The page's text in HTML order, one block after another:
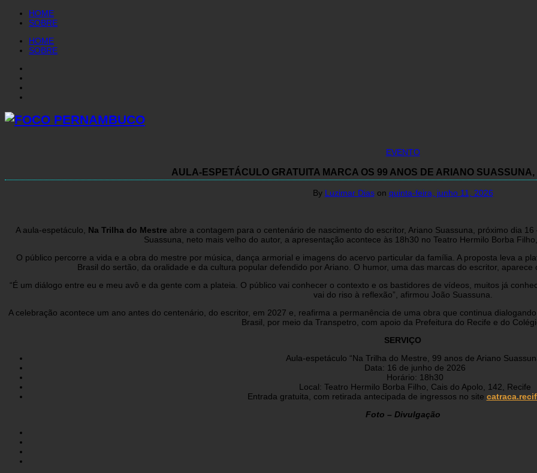
HOME
SOBRE
HOME
SOBRE
EVENTO
AULA-ESPETÁCULO GRATUITA MARCA OS 99 ANOS DE ARIANO
By Luzimar Dias on quinta-feira, junho 11, 2026
A aula-espetáculo, Na Trilha do Mestre abre a contagem para o centenário de nascimento do escritor, Ariano Suassuna, próximo dia
Suassuna, neto mais velho do autor, a apresentação acontece às 18h30 no Teatro Hermilo Borba
O público percorre a vida e a obra do mestre por música, dança armorial e imagens do acervo particular da família. A proposta leva a
Brasil do sertão, da oralidade e da cultura popular defendido por Ariano. O humor, uma das marcas do escritor,
“É um diálogo entre eu e meu avô e da gente com a plateia. O público vai conhecer o contexto e os bastidores de vídeos, muitos já
vai do riso à reflexão”, afirmou João Suassuna.
A celebração acontece um ano antes do centenário, do escritor, em 2027 e, reafirma a permanência de uma obra que continua
Brasil, por meio da Transpetro, com apoio da Prefeitura do Recife e do
SERVIÇO
Aula-espetáculo “Na Trilha do Mestre, 99 anos de Ariano
Data: 16 de junho de 2026
Horário: 18h30
Local: Teatro Hermilo Borba Filho, Cais do Apolo, 142, Recife
Entrada gratuita, com retirada antecipada de ingressos no site
Foto – Divulgação